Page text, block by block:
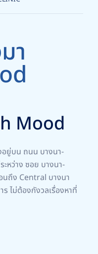
า
Mood
ยู่บน ถนน บางนา-
หว่าง ซอย บางนา-
นถึง Central บางนา
ไม่ต้องกังวลเรื่องหาที่